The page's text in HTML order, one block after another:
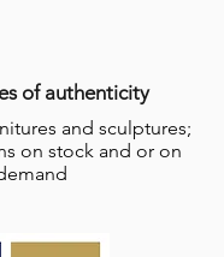
of authenticity
and sculptures;
on stock and or on